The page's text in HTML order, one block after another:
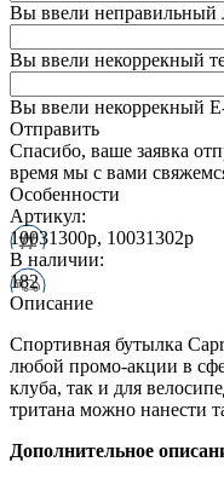
Вы ввели неправильный
Вы ввели некоррекный
Вы ввели некоррекный
Отправить
Спасибо, ваше заявка
время мы с вами
Особенности
Артикул:
10031300p, 10031302p
В наличии:
182
Описание
Спортивная бутылка
любой промо-акции в
клуба, так и для
тритана можно нанести
Дополнительное